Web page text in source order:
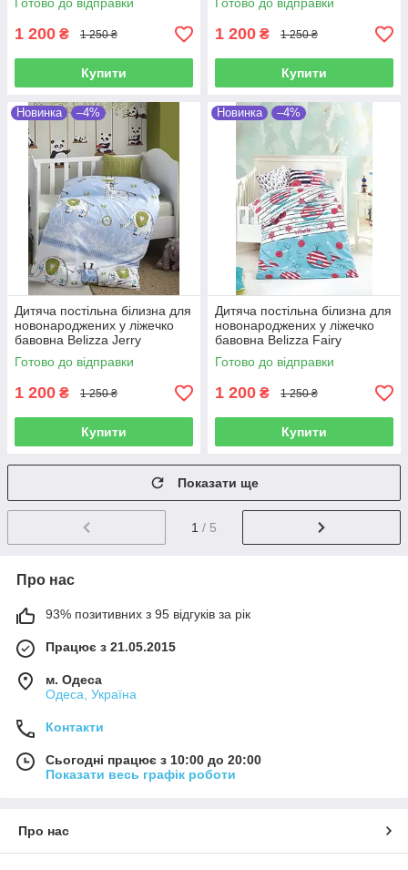
1 200 ₴ 1 250 ₴
Купити
1 200 ₴ 1 250 ₴
Купити
Новинка –4%
Дитяча постільна білизна для
новонароджених у ліжечко
бавовна Belizza Jerry
Готово до відправки
1 200 ₴ 1 250 ₴
Купити
Новинка –4%
Дитяча постільна білизна для
новонароджених у ліжечко
бавовна Belizza Fairy
Готово до відправки
1 200 ₴ 1 250 ₴
Купити
Показати ще
1 / 5
Про нас
93% позитивних з 95 відгуків за рік
Працює з 21.05.2015
м. Одеса
Одеса, Україна
Контакти
Сьогодні працює з 10:00 до 20:00
Показати весь графік роботи
Про нас